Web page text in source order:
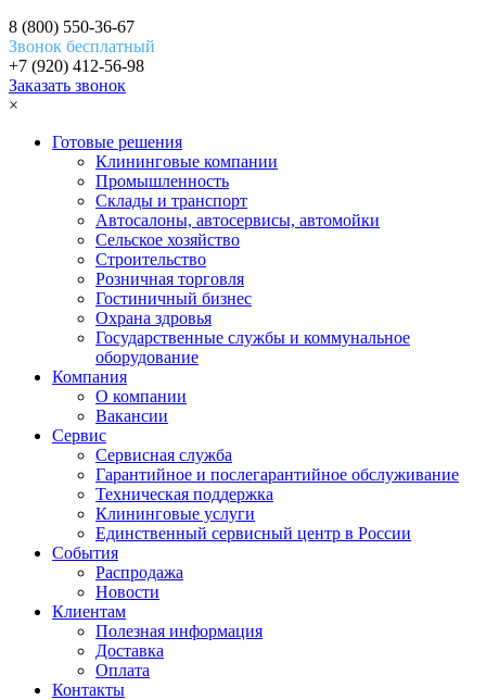
8 (800) 550-36-67
Звонок бесплатный
+7 (920) 412-56-98
Заказать звонок
×
Готовые решения
Клининговые компании
Промышленность
Склады и транспорт
Автосалоны, автосервисы, автомойки
Сельское хозяйство
Строительство
Розничная торговля
Гостиничный бизнес
Охрана здровья
Государственные службы и коммунальное
оборудование
Компания
О компании
Вакансии
Сервис
Сервисная служба
Гарантийное и послегарантийное обслуживание
Техническая поддержка
Клининговые услуги
Единственный сервисный центр в России
События
Распродажа
Новости
Клиентам
Полезная информация
Доставка
Оплата
Контакты